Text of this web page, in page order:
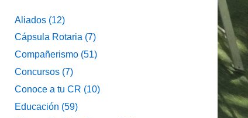
Aliados(12)
Cápsula Rotaria (7)
Compañerismo(51)
Concursos(7)
Conoce a tu CR (10)
Educación (59)